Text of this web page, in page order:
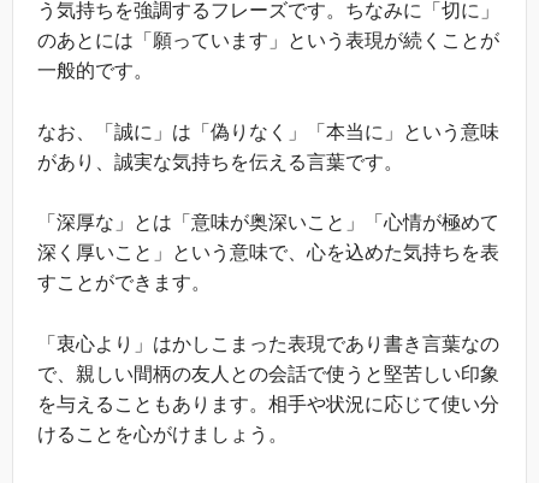
う気持ちを強調するフレーズです。ちなみに「切に」
のあとには「願っています」という表現が続くことが
一般的です。
なお、「誠に」は「偽りなく」「本当に」という意味
があり、誠実な気持ちを伝える言葉です。
「深厚な」とは「意味が奥深いこと」「心情が極めて
深く厚いこと」という意味で、心を込めた気持ちを表
すことができます。
「衷心より」はかしこまった表現であり書き言葉なの
で、親しい間柄の友人との会話で使うと堅苦しい印象
を与えることもあります。相手や状況に応じて使い分
けることを心がけましょう。